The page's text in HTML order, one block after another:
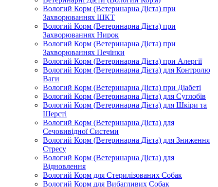
Вологий Корм (Ветеринарна Дієта) при
Захворюваннях ШКТ
Вологий Корм (Ветеринарна Дієта) при
Захворюваннях Нирок
Вологий Корм (Ветеринарна Дієта) при
Захворюваннях Печінки
Вологий Корм (Ветеринарна Дієта) при Алергії
Вологий Корм (Ветеринарна Дієта) для Контролю
Ваги
Вологий Корм (Ветеринарна Дієта) при Діабеті
Вологий Корм (Ветеринарна Дієта) для Суглобів
Вологий Корм (Ветеринарна Дієта) для Шкіри та
Шерсті
Вологий Корм (Ветеринарна Дієта) для
Сечовивідної Системи
Вологий Корм (Ветеринарна Дієта) для Зниження
Стресу
Вологий Корм (Ветеринарна Дієта) для
Відновлення
Вологий Корм для Стерилізованих Собак
Вологий Корм для Вибагливих Собак